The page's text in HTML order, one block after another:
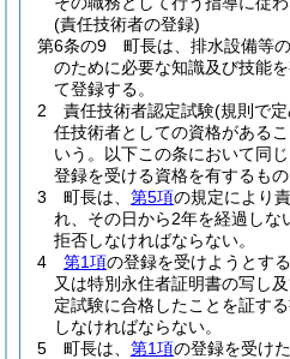
(責任技術者の登録)
第6条の9
町長は、排水設備等
のために必要な知識及び技能
て登録する。
2
責任技術者認定試験(規則で
任技術者としての資格がある
いう。以下この条において同
登録を受ける資格を有するもの
3
町長は、 第5項の規定により
れ、その日から2年を経過しな
拒否しなければならない。
4
第1項の登録を受けようとす
又は特別永住者証明書の写し
定試験に合格したことを証す
しなければならない。
5
町長は、 第1項の登録を受け